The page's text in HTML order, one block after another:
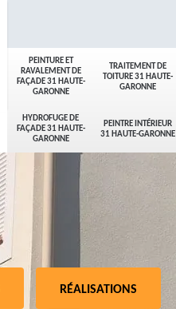
PEINTURE ET
RAVALEMENT DE
FAÇADE 31 HAUTE-
GARONNE
TRAITEMENT DE
TOITURE 31 HAUTE-
GARONNE
HYDROFUGE DE
FAÇADE 31 HAUTE-
GARONNE
PEINTRE INTÉRIEUR
31 HAUTE-GARONNE
RÉALISATIONS